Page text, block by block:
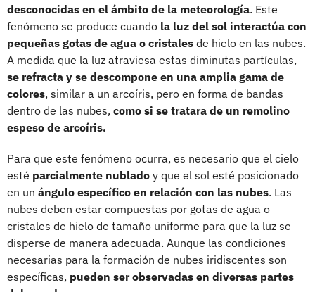
desconocidas en el ámbito de la meteorología. Este
fenómeno se produce cuando la luz del sol interactúa con
pequeñas gotas de agua o cristales de hielo en las nubes.
A medida que la luz atraviesa estas diminutas partículas,
se refracta y se descompone en una amplia gama de
colores, similar a un arcoíris, pero en forma de bandas
dentro de las nubes, como si se tratara de un remolino
espeso de arcoíris.
Para que este fenómeno ocurra, es necesario que el cielo
esté parcialmente nublado y que el sol esté posicionado
en un ángulo específico en relación con las nubes. Las
nubes deben estar compuestas por gotas de agua o
cristales de hielo de tamaño uniforme para que la luz se
disperse de manera adecuada. Aunque las condiciones
necesarias para la formación de nubes iridiscentes son
específicas, pueden ser observadas en diversas partes